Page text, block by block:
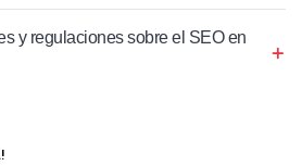
y regulaciones sobre el SEO en